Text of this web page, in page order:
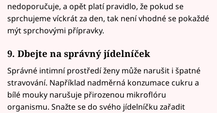
nedoporučuje, a opět platí pravidlo, že pokud se
sprchujeme víckrát za den, tak není vhodné se pokaždé
mýt sprchovými přípravky.
9. Dbejte na správný jídelníček
Správné intimní prostředí ženy může narušit i špatné
stravování. Například nadměrná konzumace cukru a
bílé mouky narušuje přirozenou mikroflóru
organismu. Snažte se do svého jídelníčku zařadit